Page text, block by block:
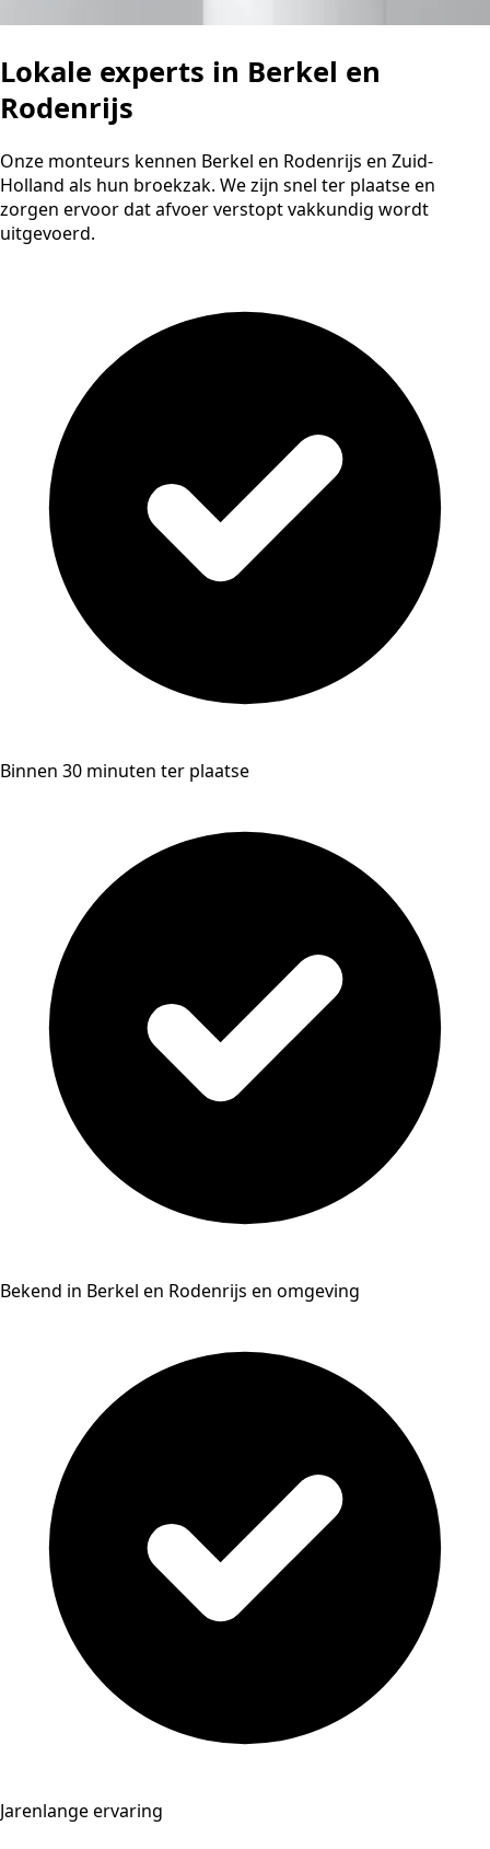
Lokale experts in Berkel en
Rodenrijs
Onze monteurs kennen Berkel en Rodenrijs en Zuid-
Holland als hun broekzak. We zijn snel ter plaatse en
zorgen ervoor dat afvoer verstopt vakkundig wordt
uitgevoerd.
Binnen 30 minuten ter plaatse
Bekend in Berkel en Rodenrijs en omgeving
Jarenlange ervaring